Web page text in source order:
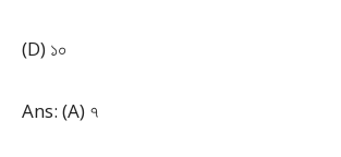
(D) ১০
Ans: (A) ৭